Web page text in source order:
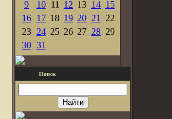
9
10 11 12 13 14 15
16 17 18 19 20 21
22
23 24 25 26 27 28 29
30 31
Поиск